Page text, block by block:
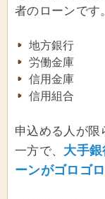
者のローンです
地方銀行
労働金庫
信用金庫
信用組合
申込める人が限
一方で、 大手
ーンがゴロゴ